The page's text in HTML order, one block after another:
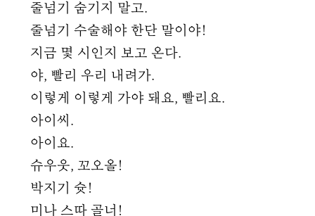
줄넘기 숨기지 말고.
줄넘기 수술해야 한단 말이야!
지금 몇 시인지 보고 온다.
야, 빨리 우리 내려가.
이렇게 이렇게 가야 돼요, 빨리요.
아이씨.
아이요.
슈우웃, 꼬오올!
박지기 슛!
미나 스따 골너!